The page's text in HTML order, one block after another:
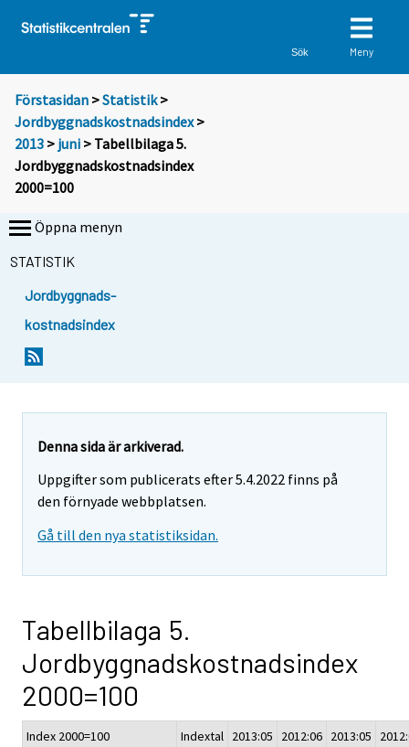
Sök Meny
Förstasidan >Statistik >
Jordbyggnadskostnadsindex>
2013 > juni > Tabellbilaga 5.
Jordbyggnadskostnadsindex
2000=100
Öppna menyn
STATISTIK
Jordbyggnads-
kostnadsindex
Denna sida är arkiverad.
Uppgifter som publicerats efter 5.4.2022 finns på
den förnyade webbplatsen.
Gå till den nya statistiksidan.
Tabellbilaga 5.
Jordbyggnadskostnadsindex
2000=100
Index 2000=100
Indextal 2013:05 2012:06 2013:05